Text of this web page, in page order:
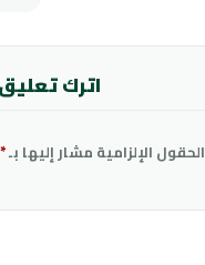
اترك تعليق
الحقول الإلزامية مشار إليها بـ*